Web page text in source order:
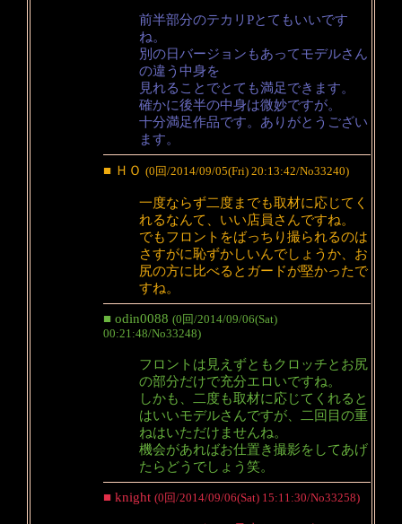
前半部分のテカリPとてもいいです
ね。
別の日バージョンもあってモデルさん
の違う中身を
見れることでとても満足できます。
確かに後半の中身は微妙ですが。
十分満足作品です。ありがとうござい
ます。
■ ＨＯ (0回/2014/09/05(Fri) 20:13:42/No33240)
一度ならず二度までも取材に応じてく
れるなんて、いい店員さんですね。
でもフロントをばっちり撮られるのは
さすがに恥ずかしいんでしょうか、お
尻の方に比べるとガードが堅かったで
すね。
■ odin0088 (0回/2014/09/06(Sat)
00:21:48/No33248)
フロントは見えずともクロッチとお尻
の部分だけで充分エロいですね。
しかも、二度も取材に応じてくれると
はいいモデルさんですが、二回目の重
ねはいただけませんね。
機会があればお仕置き撮影をしてあげ
たらどうでしょう笑。
■ knight (0回/2014/09/06(Sat) 15:11:30/No33258)